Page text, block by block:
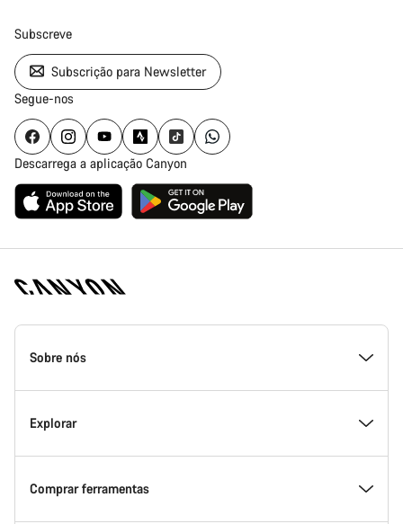
Subscreve
Subscrição para Newsletter
Segue-nos
Descarrega a aplicação Canyon
Rodapé
inicial
Sobre nós
Dentro da Canyon
Inovação na Canyon
Explorar
Eventos
Comprar ferramentas